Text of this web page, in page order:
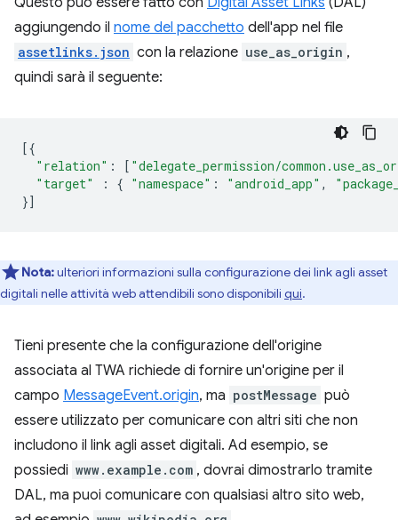
aggiungendo il nome del pacchetto dell'app nel file
assetlinks.json con la relazione use_as_origin ,
quindi sarà il seguente:
[{
"relation" : [ "delegate_permission/
"target"
: { "namespace" : "android_app" ,
}]
Nota:ulteriori informazioni sulla configurazione dei link agli asset
digitali nelle attività web attendibili sono disponibili qui.
Tieni presente che la configurazione dell'origine
associata al TWA richiede di fornire un'origine per il
campo MessageEvent.origin, ma postMessage può
essere utilizzato per comunicare con altri siti che non
includono il link agli asset digitali. Ad esempio, se
possiedi www.example.com , dovrai dimostrarlo tramite
DAL, ma puoi comunicare con qualsiasi altro sito web,